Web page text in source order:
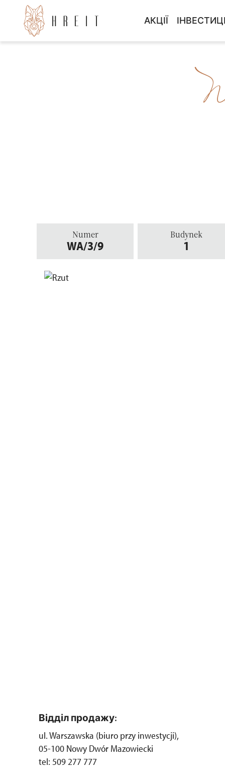
АКЦІЇ
POZOSTAŁE
Numer
WA/3/9
Budynek
1
Відділ продажу:
ul. Warszawska (biuro przy inwestycji),
05-100 Nowy Dwór Mazowiecki
tel: 509 277 777